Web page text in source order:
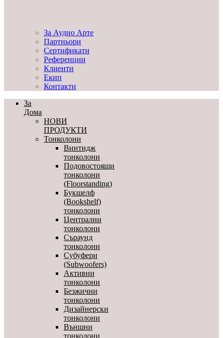
За Аудио Арте
Партньори
Сертификати
Референции
Клиенти
Екип
Контакти
За
Дома
НОВИ
ПРОДУКТИ
Тонколони
Винтидж
тонколони
Подовостоящи
тонколони
(Floorstanding)
Букшелф
(Bookshelf)
тонколони
Централни
тонколони
Съраунд
тонколони
Субуфери
(Subwoofers)
Активни
тонколони
Безжични
тонколони
Дизайнерски
тонколони
Външни
тонколони